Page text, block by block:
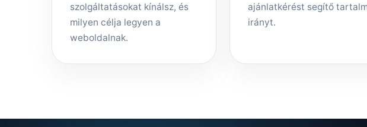
szolgáltatásokat kínálsz, és
milyen célja legyen a
weboldalnak.
ajánlatkérést segítő
irányt.